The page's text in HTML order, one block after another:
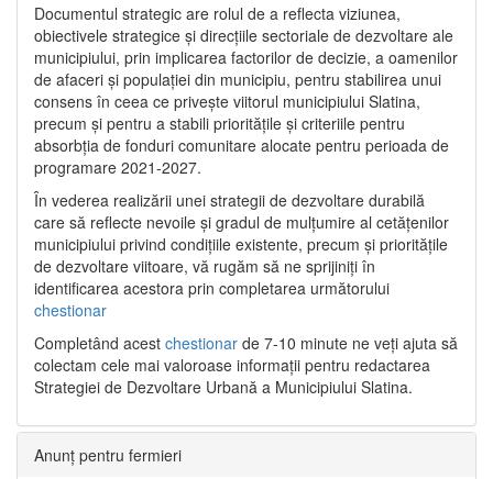
Documentul strategic are rolul de a reflecta viziunea,
obiectivele strategice și direcțiile sectoriale de dezvoltare ale
municipiului, prin implicarea factorilor de decizie, a oamenilor
de afaceri și populației din municipiu, pentru stabilirea unui
consens în ceea ce privește viitorul municipiului Slatina,
precum și pentru a stabili prioritățile și criteriile pentru
absorbția de fonduri comunitare alocate pentru perioada de
programare 2021-2027.
În vederea realizării unei strategii de dezvoltare durabilă
care să reflecte nevoile și gradul de mulțumire al cetățenilor
municipiului privind condițiile existente, precum și prioritățile
de dezvoltare viitoare, vă rugăm să ne sprijiniți în
identificarea acestora prin completarea următorului
chestionar
Completând acest chestionar de 7-10 minute ne veți ajuta să
colectam cele mai valoroase informații pentru redactarea
Strategiei de Dezvoltare Urbană a Municipiului Slatina.
Anunț pentru fermieri